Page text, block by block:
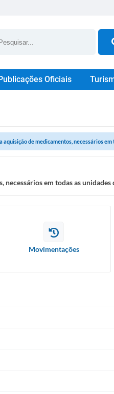
Oficiais
aquisição de medicamentos, necessários
necessários em todas as
Movimentações